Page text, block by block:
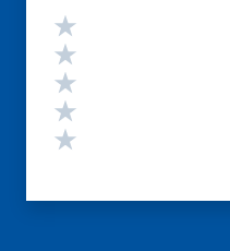
Valutazione